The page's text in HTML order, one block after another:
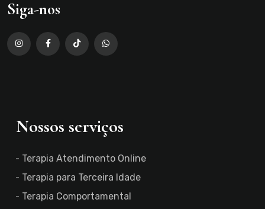
Siga-nos
Nossos serviços
Terapia Atendimento Online
Terapia para Terceira Idade
Terapia Comportamental